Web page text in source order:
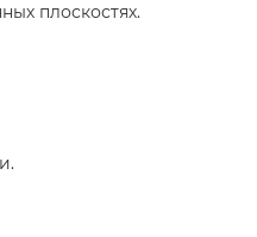
плоскостях.